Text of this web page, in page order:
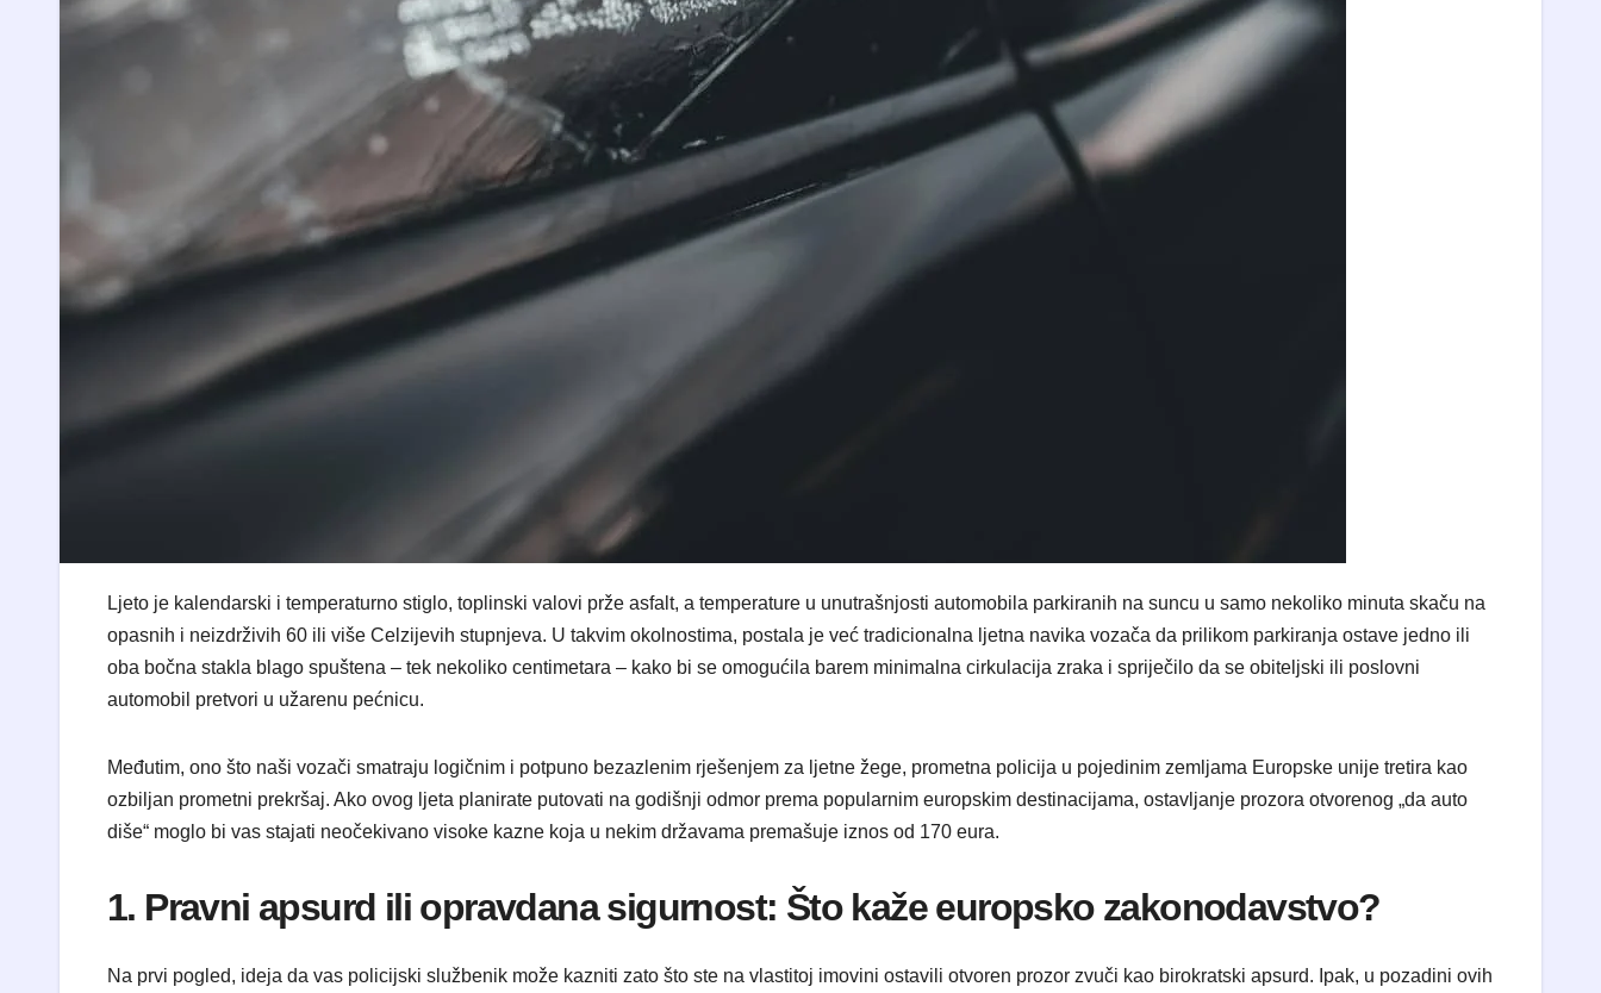
Ljeto je kalendarski i temperaturno stiglo, toplinski valovi prže asfalt, a temperature u unutrašnjosti automobila parkiranih na suncu u samo nekoliko minuta skaču na
opasnih i neizdrživih 60 ili više Celzijevih stupnjeva. U takvim okolnostima, postala je već tradicionalna ljetna navika vozača da prilikom parkiranja ostave jedno ili
oba bočna stakla blago spuštena – tek nekoliko centimetara – kako bi se omogućila barem minimalna cirkulacija zraka i spriječilo da se obiteljski ili poslovni
automobil pretvori u užarenu pećnicu.
Međutim, ono što naši vozači smatraju logičnim i potpuno bezazlenim rješenjem za ljetne žege, prometna policija u pojedinim zemljama Europske unije tretira kao
ozbiljan prometni prekršaj. Ako ovog ljeta planirate putovati na godišnji odmor prema popularnim europskim destinacijama, ostavljanje prozora otvorenog „da auto
diše“ moglo bi vas stajati neočekivano visoke kazne koja u nekim državama premašuje iznos od 170 eura.
1. Pravni apsurd ili opravdana sigurnost: Što kaže europsko zakonodavstvo?
Na prvi pogled, ideja da vas policijski službenik može kazniti zato što ste na vlastitoj imovini ostavili otvoren prozor zvuči kao birokratski apsurd. Ipak, u pozadini ovih